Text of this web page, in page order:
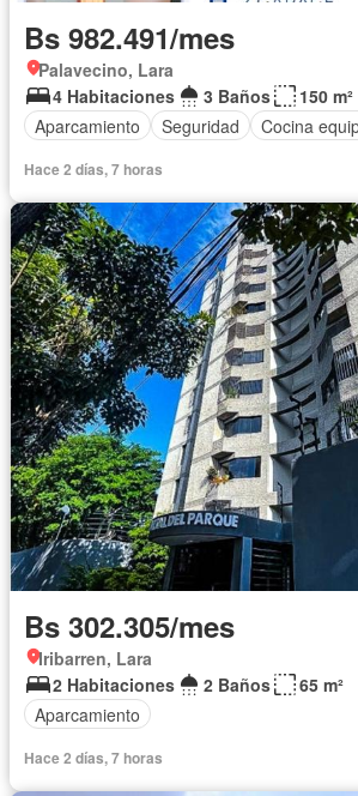
Bs 982.491/mes
Palavecino, Lara
4 Habitaciones
3 Baños
150 m²
Aparcamiento
Seguridad Cocina
Hace 2 días, 7 horas
Bs 302.305/mes
Iribarren, Lara
2 Habitaciones
2 Baños
65 m²
Aparcamiento
Hace 2 días, 7 horas